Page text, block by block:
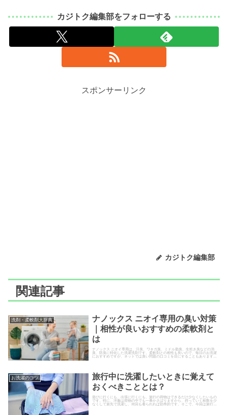
カジトク編集部をフォローする
スポンサーリンク
カジトク編集部
関連記事
洗剤・柔軟剤大辞典
ナノックス ニオイ専用の臭い対策
｜相性が良いおすすめの柔軟剤と
は
ナノックス ニオイ専用は、汗臭、ワキガ臭、ミドル脂臭、生乾き臭などの消
臭、防臭に特化した洗濯洗剤です。柔軟剤との相性も良いので、毎日のお洗濯
におすすめですが、ネットでは臭い問題の口コミを目にすることもあります。
お洗濯のコツ
旅行中に洗濯したいときに覚えて
おくべきこととは？
遊びに行くにも、出張に行くにも、旅行の荷物はできるだけ少なくしたいもの
です。特に、洋服は荷物の中でも一番かさばりますから、持っていく枚数を少
なくして旅先で洗濯し、何回も着られれば効率的です。そこで、今回は旅行中